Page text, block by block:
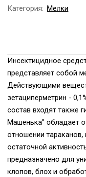
Категория: Мелки
Инсектицидное
представляет собой
Действующими
зетациперметрин -
состав входят также
Машенька" обладает
отношении тараканов,
остаточной
предназначено для
клопов, блох и